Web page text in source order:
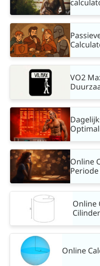
VO2
Online
Online
Online